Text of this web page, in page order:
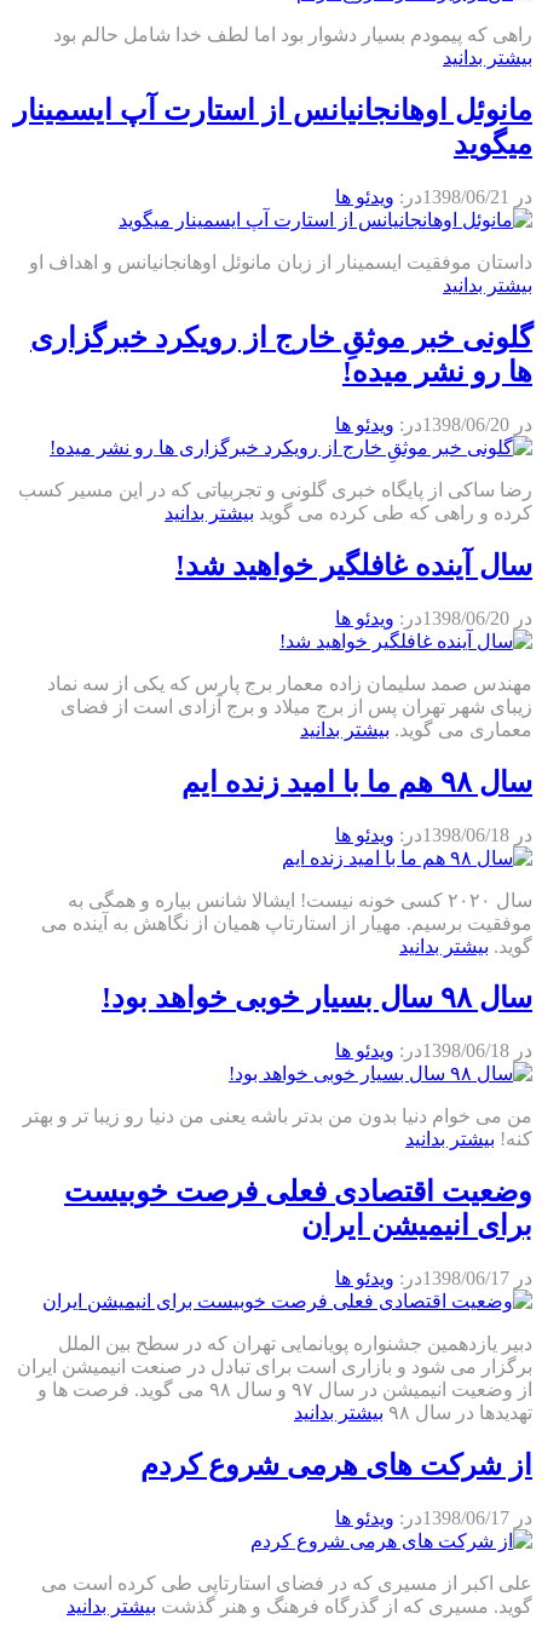
راهی که پیمودم بسیار دشوار بود اما لطف خدا شامل حالم بود
بیشتر بدانید
مانوئل اوهانجانیانس از استارت آپ ایسمینار
میگوید
در 1398/06/21در: ویدئو ها
داستان موفقیت ایسمینار از زبان مانوئل اوهانجانیانس و اهداف او
بیشتر بدانید
گلونی خبر موثقِ خارج از رویکرد خبرگزاری
ها رو نشر میده!
در 1398/06/20در: ویدئو ها
رضا ساکی از پایگاه خبری گلونی و تجربیاتی که در این مسیر کسب
کرده و راهی که طی کرده می گوید بیشتر بدانید
سال آینده غافلگیر خواهید شد!
در 1398/06/20در: ویدئو ها
مهندس صمد سلیمان زاده معمار برج پارس که یکی از سه نماد
زیبای شهر تهران پس از برج میلاد و برج آزادی است از فضای
معماری می گوید. بیشتر بدانید
سال ۹۸ هم ما با امید زنده ایم
در 1398/06/18در: ویدئو ها
سال ۲۰۲۰ کسی خونه نیست! ایشالا شانس بیاره و همگی به
موفقیت برسیم. مهیار از استارتاپ همیان از نگاهش به آینده می
گوید. بیشتر بدانید
سال ۹۸ سال بسیار خوبی خواهد بود!
در 1398/06/18در: ویدئو ها
من می خوام دنیا بدون من بدتر باشه یعنی من دنیا رو زیبا تر و بهتر
کنه! بیشتر بدانید
وضعیت اقتصادی فعلی فرصت خوبیست
برای انیمیشن ایران
در 1398/06/17در: ویدئو ها
دبیر یازدهمین جشنواره پویانمایی تهران که در سطح بین الملل
برگزار می شود و بازاری است برای تبادل در صنعت انیمیشن ایران
از وضعیت انیمیشن در سال ۹۷ و سال ۹۸ می گوید. فرصت ها و
تهدیدها در سال ۹۸
بیشتر بدانید
از شرکت های هرمی شروع کردم
در 1398/06/17در: ویدئو ها
علی اکبر از مسیری که در فضای استارتاپی طی کرده است می
گوید. مسیری که از گذرگاه فرهنگ و هنر گذشت بیشتر بدانید